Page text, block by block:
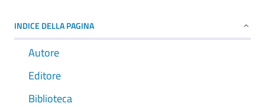
INDICE DELLA PAGINA
Autore
Editore
Biblioteca